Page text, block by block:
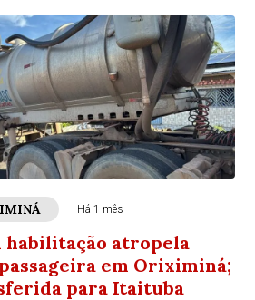
Há 1 mês
habilitação atropela
em Oriximiná;
para Itaituba